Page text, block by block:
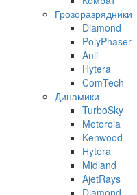
Грозоразрядники
Diamond
PolyPhaser
Anli
Hytera
ComTech
Динамики
TurboSky
Motorola
Kenwood
Hytera
Midland
AjetRays
Diamond